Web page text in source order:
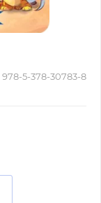
978-5-378-30783-8